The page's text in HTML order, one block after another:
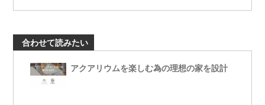
合わせて読みたい
アクアリウムを楽しむ為の理想の家を設計